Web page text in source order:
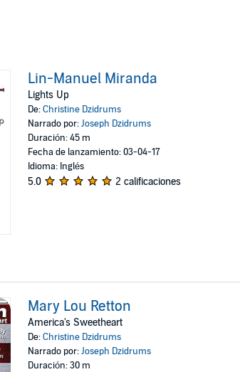
Lin-Manuel Miranda
Lights Up
De:Christine Dzidrums
Narrado por:Joseph Dzidrums
Duración: 45 m
Fecha de lanzamiento: 03-04-17
Idioma: Inglés
5.0 2 calificaciones
Mary Lou Retton
America's Sweetheart
De:Christine Dzidrums
Narrado por:Joseph Dzidrums
Duración: 30 m